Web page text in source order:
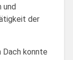
und
der
Dach konnte